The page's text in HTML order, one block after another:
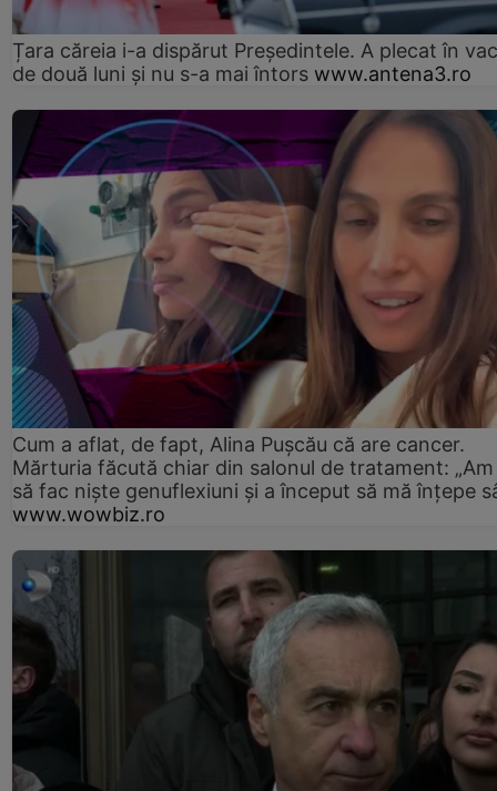
Țara căreia i-a dispărut Președintele. A plecat în
de două luni și nu s-a mai întors www.antena3.ro
Cum a aflat, de fapt, Alina Pușcău că are cancer.
Mărturia făcută chiar din salonul de tratament:
să fac niște genuflexiuni și a început să mă înțepe
www.wowbiz.ro